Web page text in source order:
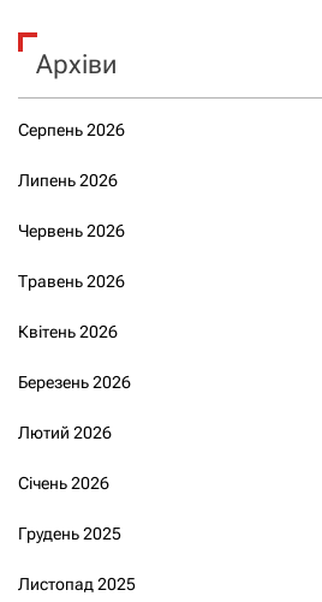
Архіви
Серпень 2026
Липень 2026
Червень 2026
Травень 2026
Квітень 2026
Березень 2026
Лютий 2026
Січень 2026
Грудень 2025
Листопад 2025